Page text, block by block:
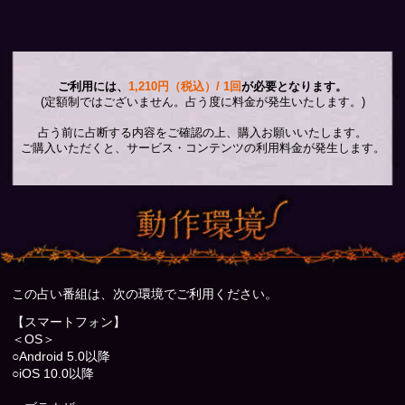
ご利用には、 1,210円（税込）/ 1回が必要となります。
(定額制ではございません。占う度に料金が発生いたします。)
占う前に占断する内容をご確認の上、購入お願いいたします。
ご購入いただくと、サービス・コンテンツの利用料金が発生します。
この占い番組は、次の環境でご利用ください。
【スマートフォン】
＜OS＞
○Android 5.0以降
○iOS 10.0以降